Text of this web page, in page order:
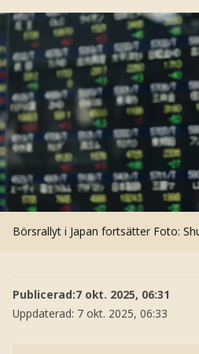
Börsrallyt i Japan fortsätter Foto:
Publicerad:7 okt. 2025, 06:31
Uppdaterad: 7 okt. 2025, 06:33